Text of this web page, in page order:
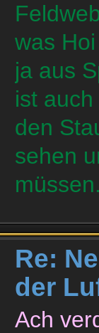
was
ja aus
ist
den
sehen
Re:
der
Ach